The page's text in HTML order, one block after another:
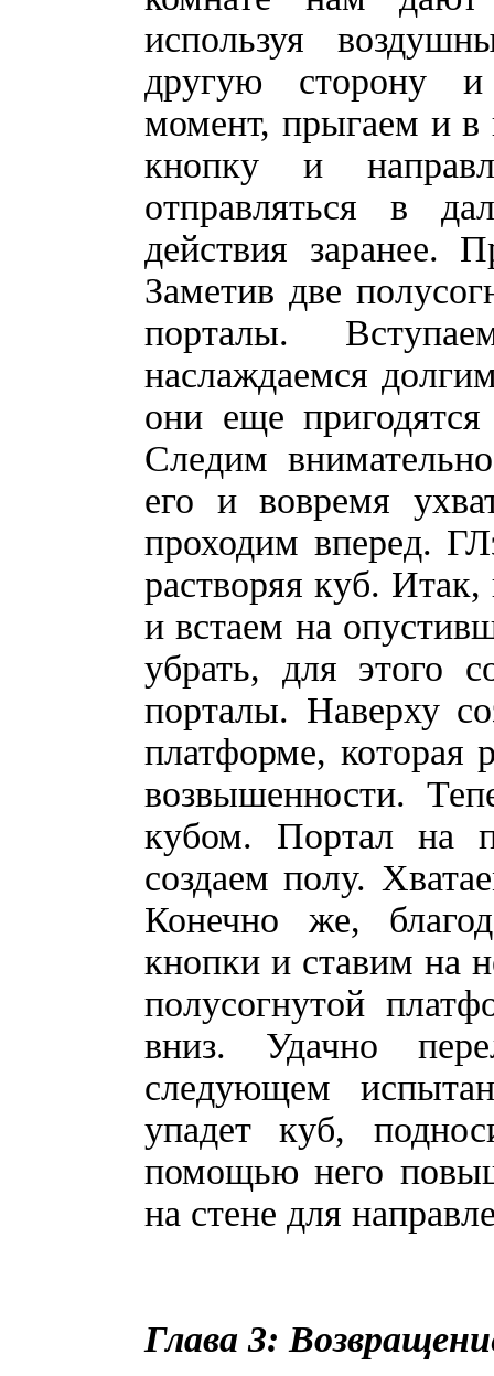
используя
другую сторону и
момент, прыгаем и в
кнопку и
отправляться в
действия заранее.
Заметив две
порталы.
наслаждаемся
они еще
Следим
его и вовремя
проходим вперед.
растворяя куб.
и встаем на
убрать, для этого
порталы. Наверху
платформе, которая
возвышенности.
кубом. Портал на
создаем полу.
Конечно же,
кнопки и ставим на
полусогнутой
вниз. Удачно
следующем
упадет куб,
помощью него
на стене для
Глава 3: